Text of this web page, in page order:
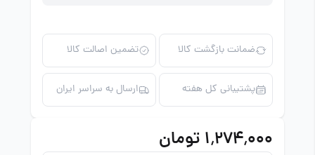
ضمانت بازگشت کالا تضمین اصالت کالا
پشتیبانی کل هفته ارسال به سراسر ایران
۱٬۲۷۴٬۰۰۰ تومان